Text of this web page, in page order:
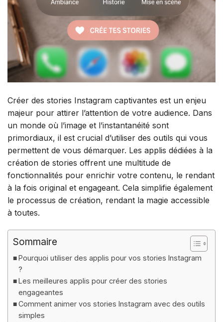
Créer des stories Instagram captivantes est un enjeu
majeur pour attirer l’attention de votre audience. Dans
un monde où l’image et l’instantanéité sont
primordiaux, il est crucial d’utiliser des outils qui vous
permettent de vous démarquer. Les applis dédiées à la
création de stories offrent une multitude de
fonctionnalités pour enrichir votre contenu, le rendant
à la fois original et engageant. Cela simplifie également
le processus de création, rendant la magie accessible
à toutes.
Sommaire
Pourquoi utiliser des applis pour vos stories Instagram
?
Les meilleures applis pour créer des stories
engageantes
Comment animer vos stories Instagram avec des outils
simples